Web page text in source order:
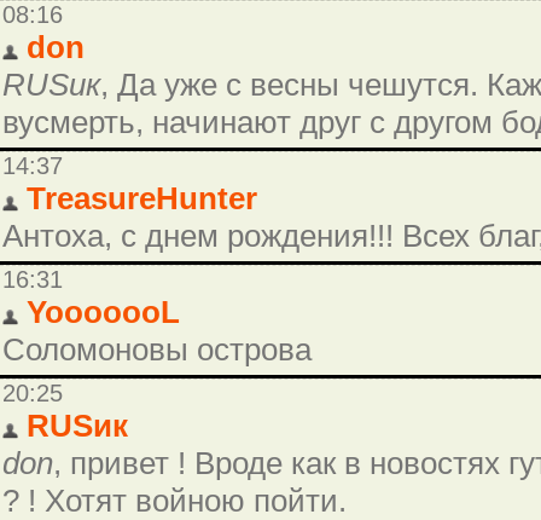
08:16
don
RUSик, Да уже с весны чешутся.
вусмерть, начинают друг с другом
14:37
TreasureHunter
Антоха, с днем рождения!!! Всех
16:31
YooooooL
Соломоновы острова
20:25
RUSик
don, привет ! Вроде как в новостях
? ! Хотят войною пойти.